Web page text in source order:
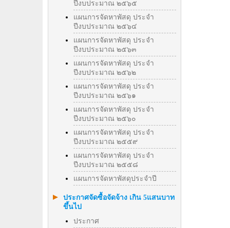
ปีงบประมาณ ๒๕๖๕
แผนการจัดหาพัสดุ ประจำ
ปีงบประมาณ ๒๕๖๔
แผนการจัดหาพัสดุ ประจำ
ปีงบประมาณ ๒๕๖๓
แผนการจัดหาพัสดุ ประจำ
ปีงบประมาณ ๒๕๖๒
แผนการจัดหาพัสดุ ประจำ
ปีงบประมาณ ๒๕๖๑
แผนการจัดหาพัสดุ ประจำ
ปีงบประมาณ ๒๕๖๐
แผนการจัดหาพัสดุ ประจำ
ปีงบประมาณ ๒๕๕๙
แผนการจัดหาพัสดุ ประจำ
ปีงบประมาณ ๒๕๕๘
แผนการจัดหาพัสดุประจำปี
ประกาศจัดซื้อจัดจ้าง เกิน 5แสนบาท
ขึ้นไป
ประกาศ